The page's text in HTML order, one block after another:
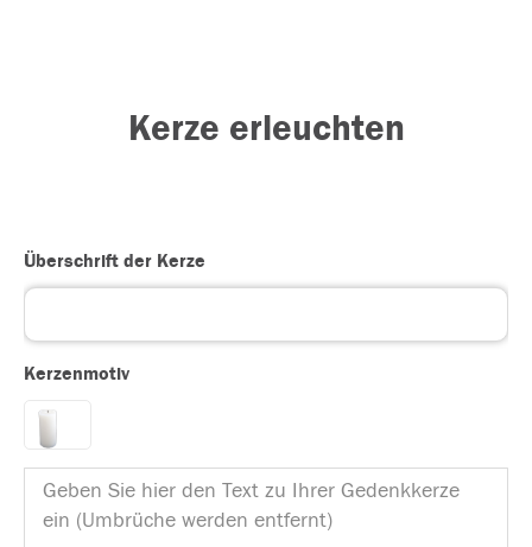
Kerze erleuchten
Überschrift der Kerze
Kerzenmotiv